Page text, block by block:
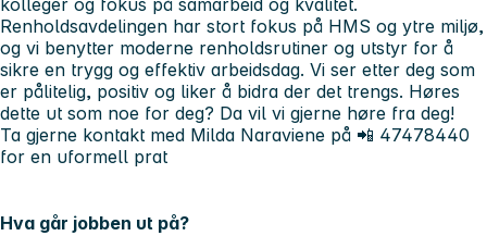
Renholdsavdelingen har stort fokus på HMS og ytre miljø,
og vi benytter moderne renholdsrutiner og utstyr for å
sikre en trygg og effektiv arbeidsdag. Vi ser etter deg som
er pålitelig, positiv og liker å bidra der det trengs. Høres
dette ut som noe for deg? Da vil vi gjerne høre fra deg!
Ta gjerne kontakt med Milda Naraviene på 📲 47478440
for en uformell prat
Hva går jobben ut på?